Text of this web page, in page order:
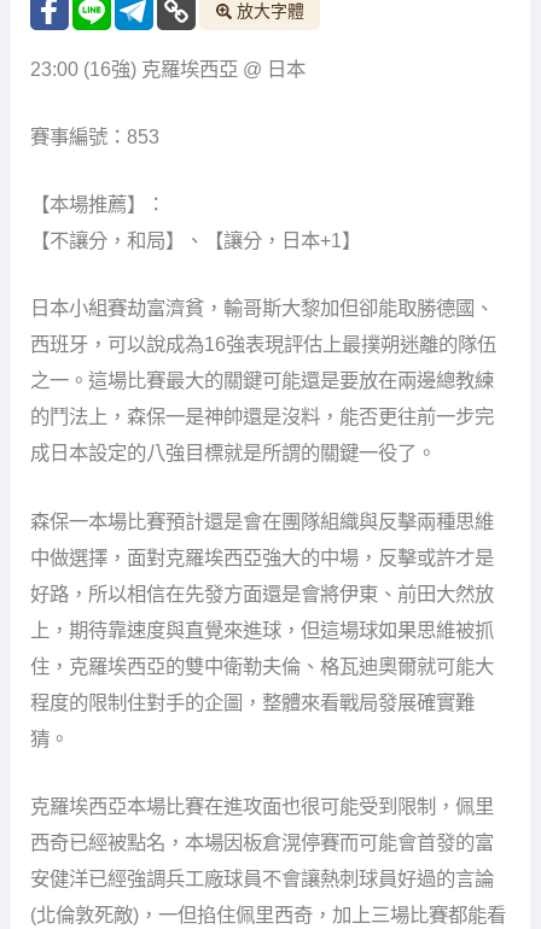
放大字體
23:00 (16強) 克羅埃西亞 @ 日本
賽事編號：853
【本場推薦】：
【不讓分，和局】、【讓分，日本+1】
日本小組賽劫富濟貧，輸哥斯大黎加但卻能取勝德國、
西班牙，可以說成為16強表現評估上最撲朔迷離的隊伍
之一。這場比賽最大的關鍵可能還是要放在兩邊總教練
的鬥法上，森保一是神帥還是沒料，能否更往前一步完
成日本設定的八強目標就是所謂的關鍵一役了。
森保一本場比賽預計還是會在團隊組織與反擊兩種思維
中做選擇，面對克羅埃西亞強大的中場，反擊或許才是
好路，所以相信在先發方面還是會將伊東、前田大然放
上，期待靠速度與直覺來進球，但這場球如果思維被抓
住，克羅埃西亞的雙中衛勒夫倫、格瓦迪奧爾就可能大
程度的限制住對手的企圖，整體來看戰局發展確實難
猜。
克羅埃西亞本場比賽在進攻面也很可能受到限制，佩里
西奇已經被點名，本場因板倉滉停賽而可能會首發的富
安健洋已經強調兵工廠球員不會讓熱刺球員好過的言論
(北倫敦死敵)，一但掐住佩里西奇，加上三場比賽都能看